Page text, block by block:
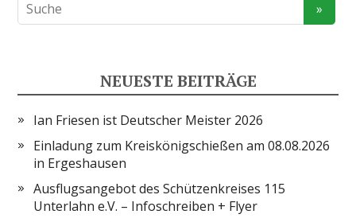
NEUESTE BEITRÄGE
Ian Friesen ist Deutscher Meister 2026
Einladung zum Kreiskönigschießen am 08.08.2026
in Ergeshausen
Ausflugsangebot des Schützenkreises 115
Unterlahn e.V. – Infoschreiben + Flyer